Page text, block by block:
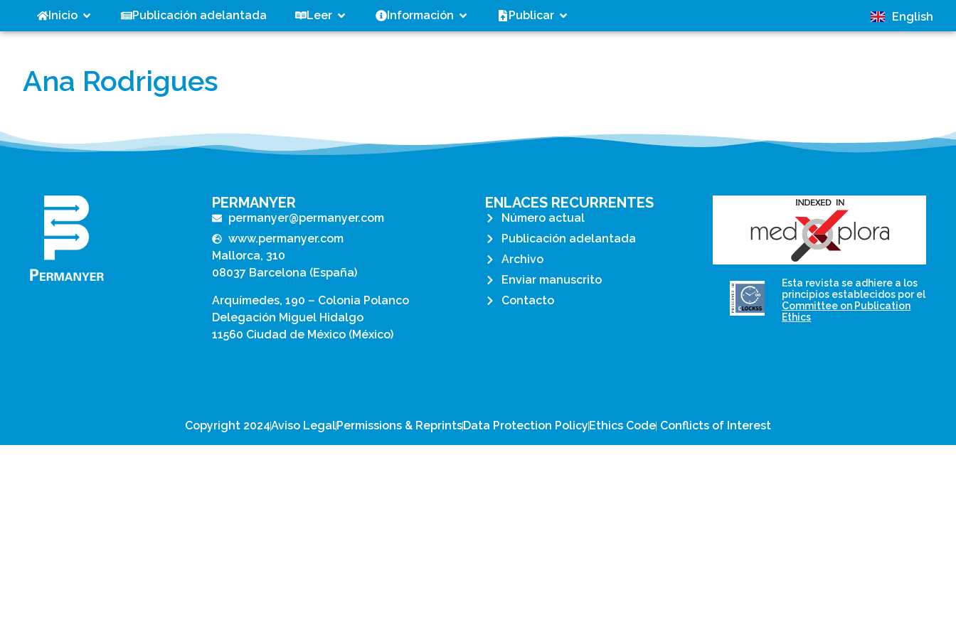
Inicio Publicación adelantada Leer Información Publicar English
Ana Rodrigues
PERMANYER
permanyer@permanyer.com
www.permanyer.com
Mallorca, 310
08037 Barcelona (España)
Arquímedes, 190 – Colonia Polanco
Delegación Miguel Hidalgo
11560 Ciudad de México (México)
ENLACES RECURRENTES
Número actual
Publicación adelantada
Archivo
Enviar manuscrito
Contacto
that ensures the long-
term survival of web-
based scholary
publications, governed by
Esta revista se adhiere a los
principios establecidos por el
Committee on Publication
Ethics
Copyright 2024Aviso LegalPermissions & ReprintsData Protection Policy Ethics Code Conflicts of Interest